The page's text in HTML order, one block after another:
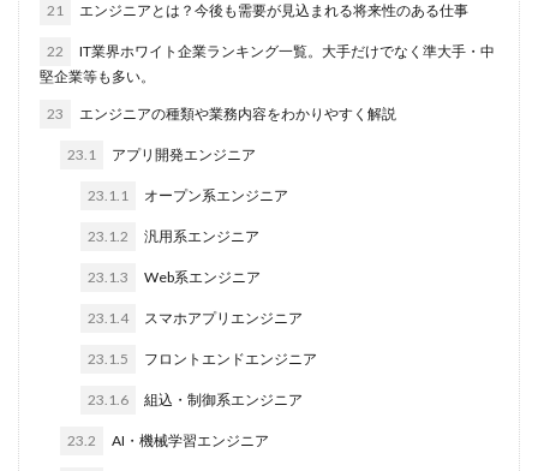
21 エンジニアとは？今後も需要が見込まれる将来性のある仕事
22
IT業界ホワイト企業ランキング一覧。大手だけでなく準大手・中
堅企業等も多い。
23 エンジニアの種類や業務内容をわかりやすく解説
23.1 アプリ開発エンジニア
23.1.1 オープン系エンジニア
23.1.2 汎用系エンジニア
23.1.3 Web系エンジニア
23.1.4 スマホアプリエンジニア
23.1.5 フロントエンドエンジニア
23.1.6 組込・制御系エンジニア
23.2 AI・機械学習エンジニア